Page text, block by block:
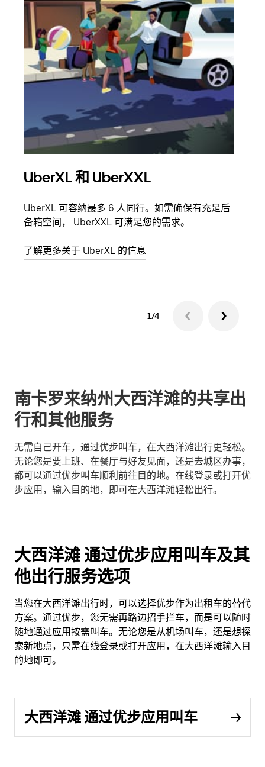
UberXL 和 UberXXL
UberXL 可容纳最多 6 人同行。如需确保有充足后
备箱空间， UberXXL 可满足您的需求。
了解更多关于 UberXL 的信息
1/4
南卡罗来纳州大西洋滩的共享出
行和其他服务
无需自己开车，通过优步叫车，在大西洋滩出行更轻松。
无论您是要上班、在餐厅与好友见面，还是去城区办事，
都可以通过优步叫车顺利前往目的地。在线登录或打开优
步应用，输入目的地，即可在大西洋滩轻松出行。
大西洋滩 通过优步应用叫车及其
他出行服务选项
当您在大西洋滩出行时，可以选择优步作为出租车的替代
方案。通过优步，您无需再路边招手拦车，而是可以随时
随地通过应用按需叫车。无论您是从机场叫车，还是想探
索新地点，只需在线登录或打开应用，在大西洋滩输入目
的地即可。
大西洋滩 通过优步应用叫车